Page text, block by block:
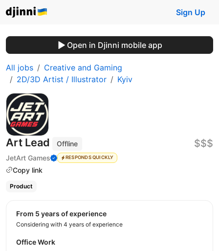
Sign Up
Open in Djinni mobile app
All jobs
Creative and Gaming
2D/3D Artist / Illustrator
Kyiv
Art Lead
Offline
JetArt Games
RESPONDS QUICKLY
Copy link
$$$
Product
from 5 years of experience
Considering with 4 years of experience
Office Work